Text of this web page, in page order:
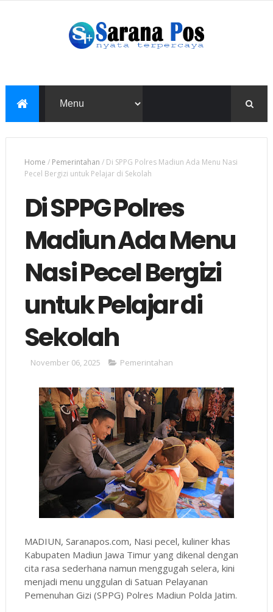
Home / Pemerintahan / Di SPPG Polres Madiun Ada Menu Nasi
Pecel Bergizi untuk Pelajar di Sekolah
Di SPPG Polres
Madiun Ada Menu
Nasi Pecel Bergizi
untuk Pelajar di
Sekolah
November 06, 2025 Pemerintahan
MADIUN, Saranapos.com, Nasi pecel, kuliner khas
Kabupaten Madiun Jawa Timur yang dikenal dengan
cita rasa sederhana namun menggugah selera, kini
menjadi menu unggulan di Satuan Pelayanan
Pemenuhan Gizi (SPPG) Polres Madiun Polda Jatim.